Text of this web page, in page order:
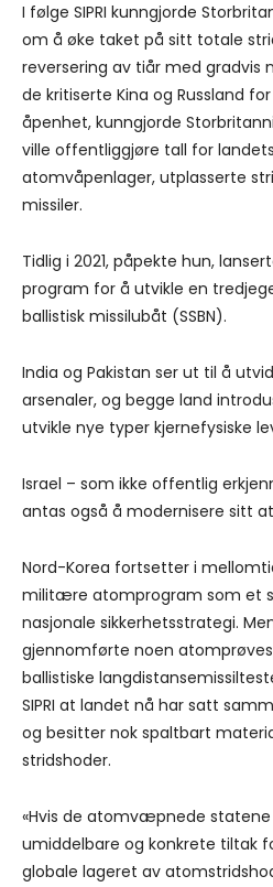
I følge SIPRI kunngjorde
om å øke taket på sitt totale
reversering av tiår med gradvis
de kritiserte Kina og Russland
åpenhet, kunngjorde
ville offentliggjøre tall for
atomvåpenlager, utplasserte
missiler.
Tidlig i 2021, påpekte hun,
program for å utvikle en
ballistisk missilubåt (SSBN).
India og Pakistan ser ut til å
arsenaler, og begge land
utvikle nye typer kjernefysiske
Israel – som ikke offentlig
antas også å modernisere sitt
Nord-Korea fortsetter i
militære atomprogram som et
nasjonale sikkerhetsstrategi.
gjennomførte noen
ballistiske
SIPRI at landet nå har satt
og besitter nok spaltbart
stridshoder.
«Hvis de atomvæpnede statene
umiddelbare og konkrete tiltak
globale lageret av